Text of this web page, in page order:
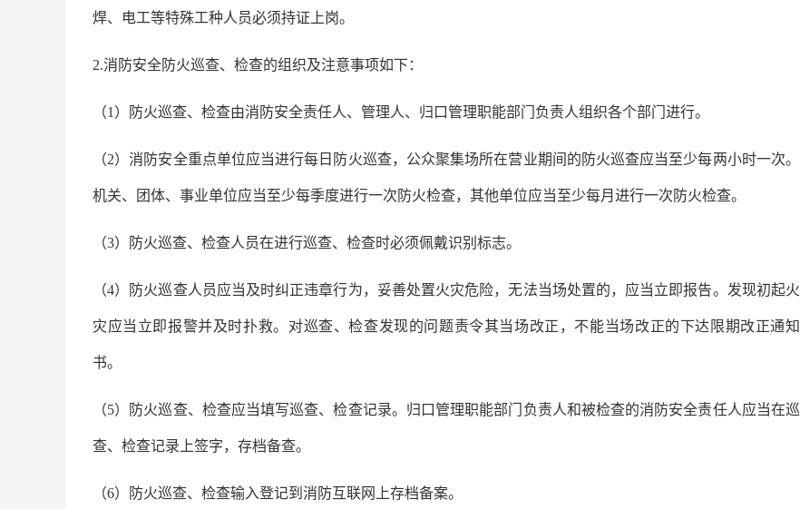
焊、电工等特殊工种人员必须持证上岗。
2.消防安全防火巡查、检查的组织及注意事项如下：
（1）防火巡查、检查由消防安全责任人、管理人、归口管理职能部门负责人组织各个部门进行。
（2）消防安全重点单位应当进行每日防火巡查，公众聚集场所在营业期间的防火巡查应当至少每两小时一次。
机关、团体、事业单位应当至少每季度进行一次防火检查，其他单位应当至少每月进行一次防火检查。
（3）防火巡查、检查人员在进行巡查、检查时必须佩戴识别标志。
（4）防火巡查人员应当及时纠正违章行为，妥善处置火灾危险，无法当场处置的，应当立即报告。发现初起火
灾应当立即报警并及时扑救。对巡查、检查发现的问题责令其当场改正，不能当场改正的下达限期改正通知
书。
（5）防火巡查、检查应当填写巡查、检查记录。归口管理职能部门负责人和被检查的消防安全责任人应当在巡
查、检查记录上签字，存档备查。
（6）防火巡查、检查输入登记到消防互联网上存档备案。